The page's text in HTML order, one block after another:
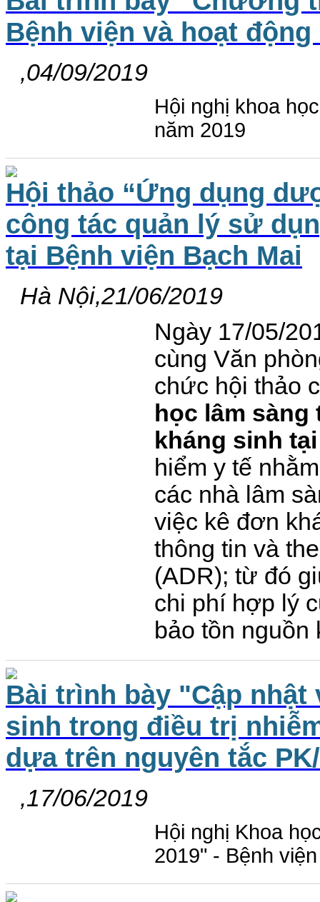
Bệnh viện và hoạt
,04/09/2019
Hội nghị khoa
năm 2019
Hội thảo “Ứng dụng
công tác quản lý sử
tại Bệnh viện Bạch Mai
Hà Nội,21/06/2019
Ngày 17/05/
cùng Văn
chức hội thảo
học lâm
kháng sinh
hiểm y tế
các nhà lâm
việc kê đơn
thông tin và
(ADR); từ đó
chi phí hợp lý
bảo tồn nguồn
Bài trình bày "Cập
sinh trong điều trị
dựa trên nguyên tắc
,17/06/2019
Hội nghị Khoa
2019" - Bệnh